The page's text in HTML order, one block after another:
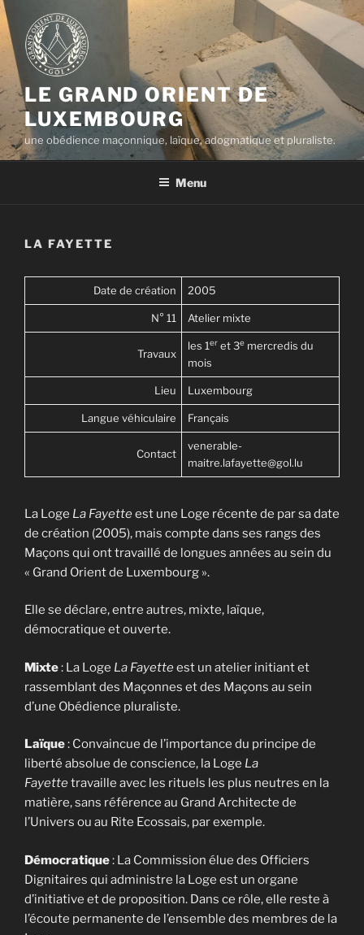
Aller
au
contenu
principal
LE GRAND ORIENT DE
LUXEMBOURG
une obédience maçonnique, laïque, adogmatique et pluraliste.
Menu
LA FAYETTE
Date de création 2005
N° 11 Atelier mixte
Travaux
les 1eret 3emercredis du
mois
Lieu Luxembourg
Langue véhiculaire Français
Contact
venerable-
maitre.lafayette@gol.lu
La Loge La Fayetteest une Loge récente de par sa date
de création (2005), mais compte dans ses rangs des
Maçons qui ont travaillé de longues années au sein du
« Grand Orient de Luxembourg ».
Elle se déclare, entre autres, mixte, laïque,
démocratique et ouverte.
Mixte: La Loge La Fayetteest un atelier initiant et
rassemblant des Maçonnes et des Maçons au sein
d’une Obédience pluraliste.
Laïque: Convaincue de l’importance du principe de
liberté absolue de conscience, la Loge La
Fayettetravaille avec les rituels les plus neutres en la
matière, sans référence au Grand Architecte de
l’Univers ou au Rite Ecossais, par exemple.
Démocratique: La Commission élue des Officiers
Dignitaires qui administre la Loge est un organe
d’initiative et de proposition. Dans ce rôle, elle reste à
l’écoute permanente de l’ensemble des membres de la